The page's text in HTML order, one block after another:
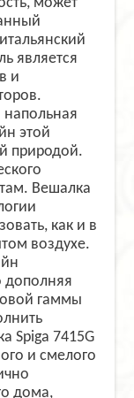
является
и
напольная
этой
природой.
Вешалка
как и в
воздухе.
дополняя
гаммы
Spiga 7415G
и смелого
дома,